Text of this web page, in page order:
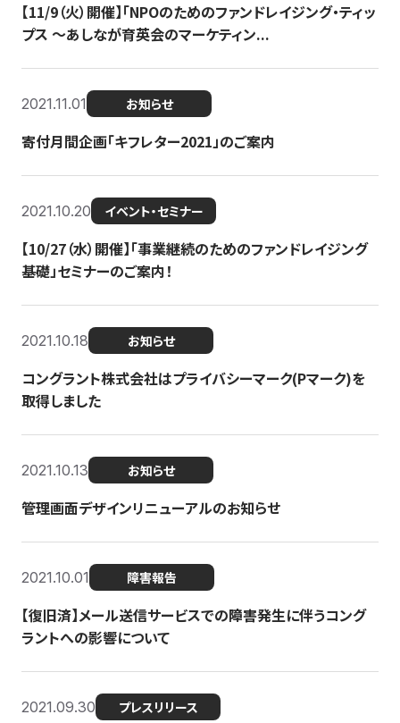
【11/9（火）開催】「NPOのためのファンドレイジング・ティッ
プス 〜あしなが育英会のマーケティン...
2021.11.01 お知らせ
寄付月間企画「キフレター2021」のご案内
2021.10.20 イベント・セミナー
【10/27（水）開催】「事業継続のためのファンドレイジング
基礎」セミナーのご案内！
2021.10.18 お知らせ
コングラント株式会社はプライバシーマーク(Pマーク)を
取得しました
2021.10.13 お知らせ
管理画面デザインリニューアルのお知らせ
2021.10.01 障害報告
【復旧済】メール送信サービスでの障害発生に伴うコング
ラントへの影響について
2021.09.30 プレスリリース